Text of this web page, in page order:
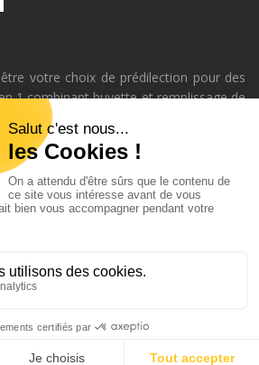
votre choix de prédilection pour des
1 combinant buvette et remplissage de
est de vous fournir de l'eau potable
une démarche éco-responsable,
l'usage de bouteilles en plastique
Que ce soit pour un grand
petit événement privé au Québec, nos
pour répondre à tous vos besoins
6666
www.fontainemobile.com Sitemap•Créé et